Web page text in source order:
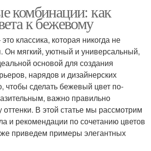
комбинации: как
к бежевому
классика, которая никогда не
Он мягкий, уютный и универсальный,
основой для создания
нарядов и дизайнерских
чтобы сделать бежевый цвет по-
важно правильно
оттенки. В этой статье мы рассмотрим
и рекомендации по сочетанию цветов
приведем примеры элегантных